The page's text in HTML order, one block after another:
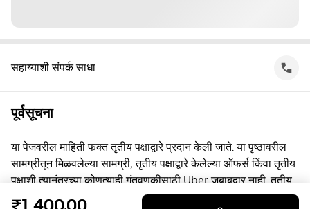
सहाय्याशी संपर्क साधा
पूर्वसूचना
या पेजवरील माहिती फक्त तृतीय पक्षाद्वारे प्रदान केली जाते. या पृष्ठावरील
सामग्रीतून मिळवलेल्या सामग्री, तृतीय पक्षाद्वारे केलेल्या ऑफर्स किंवा तृतीय
पक्षाशी त्यानंतरच्या कोणत्याही गुंतवणूकीसाठी Uber जबाबदार नाही. तृतीय
पक्षाशी व्यस्त असताना, तुम्ही त्यांच्याशी थेट करार करता, ज्यासाठी Uber हा